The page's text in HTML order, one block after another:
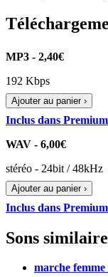
MP3 - 2,40€
192 Kbps
Ajouter au panier ›
Inclus dans Premium
WAV - 6,00€
stéréo - 24bit / 48kHz
Ajouter au panier ›
Inclus dans Premium
Sons
marche femme